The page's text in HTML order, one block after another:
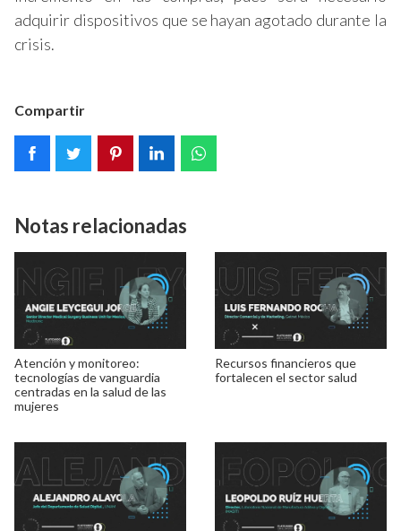
adquirir dispositivos que se hayan agotado durante la
crisis.
Compartir
Notas relacionadas
Atención y monitoreo:
tecnologías de vanguardia
centradas en la salud de las
mujeres
Recursos financieros que
fortalecen el sector salud